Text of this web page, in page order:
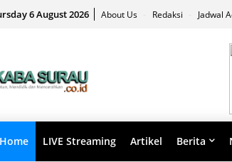
6 August 2026 About Us Redaksi Jadwal
Home LIVE Streaming Artikel Berita